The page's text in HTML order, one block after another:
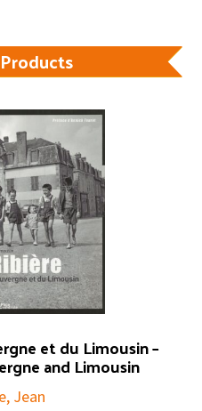
et du Limousin –
and Limousin
Jean